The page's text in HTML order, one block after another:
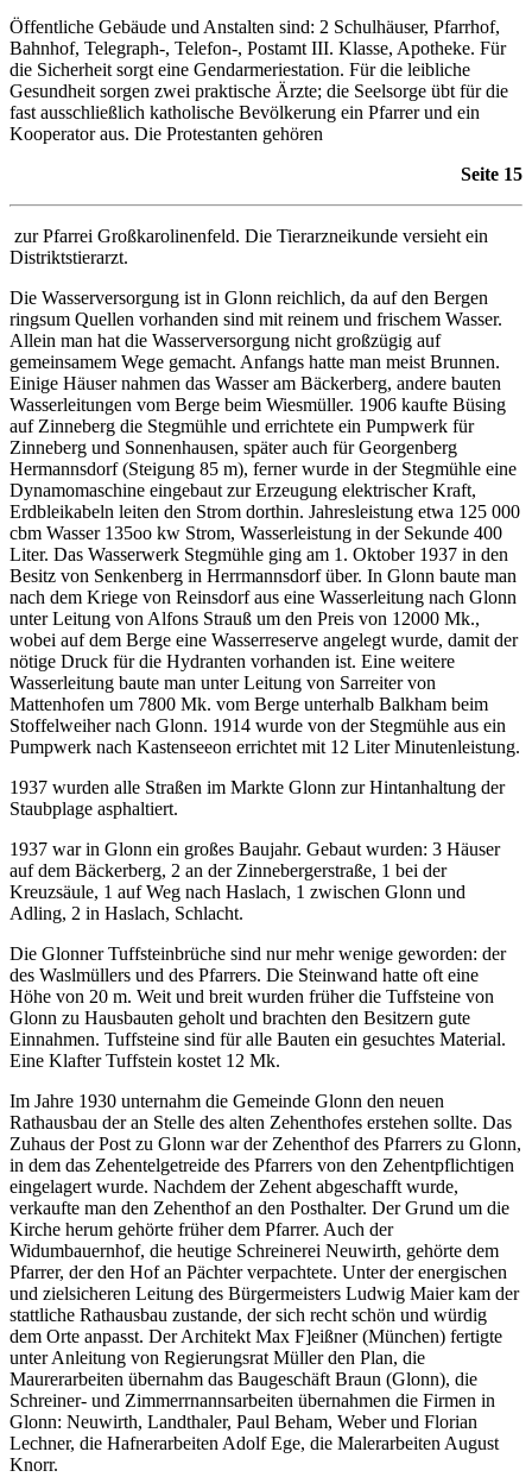
Öffentliche Gebäude und Anstalten sind: 2 Schulhäuser, Pfarrhof,
Bahnhof, Telegraph-, Telefon-, Postamt III. Klasse, Apotheke. Für
die Sicherheit sorgt eine Gendarmeriestation. Für die leibliche
Gesundheit sorgen zwei praktische Ärzte; die Seelsorge übt für die
fast ausschließlich katholische Bevölkerung ein Pfarrer und ein
Kooperator aus. Die Protestanten gehören
Seite 15
zur Pfarrei Großkarolinenfeld. Die Tierarzneikunde versieht ein
Distriktstierarzt.
Die Wasserversorgung ist in Glonn reichlich, da auf den Bergen
ringsum Quellen vorhanden sind mit reinem und frischem Wasser.
Allein man hat die Wasserversorgung nicht großzügig auf
gemeinsamem Wege gemacht. Anfangs hatte man meist Brunnen.
Einige Häuser nahmen das Wasser am Bäckerberg, andere bauten
Wasserleitungen vom Berge beim Wiesmüller. 1906 kaufte Büsing
auf Zinneberg die Stegmühle und errichtete ein Pumpwerk für
Zinneberg und Sonnenhausen, später auch für Georgenberg
Hermannsdorf (Steigung 85 m), ferner wurde in der Stegmühle eine
Dynamomaschine eingebaut zur Erzeugung elektrischer Kraft,
Erdbleikabeln leiten den Strom dorthin. Jahresleistung etwa 125 000
cbm Wasser 135oo kw Strom, Wasserleistung in der Sekunde 400
Liter. Das Wasserwerk Stegmühle ging am 1. Oktober 1937 in den
Besitz von Senkenberg in Herrmannsdorf über. In Glonn baute man
nach dem Kriege von Reinsdorf aus eine Wasserleitung nach Glonn
unter Leitung von Alfons Strauß um den Preis von 12000 Mk.,
wobei auf dem Berge eine Wasserreserve angelegt wurde, damit der
nötige Druck für die Hydranten vorhanden ist. Eine weitere
Wasserleitung baute man unter Leitung von Sarreiter von
Mattenhofen um 7800 Mk. vom Berge unterhalb Balkham beim
Stoffelweiher nach Glonn. 1914 wurde von der Stegmühle aus ein
Pumpwerk nach Kastenseeon errichtet mit 12 Liter Minutenleistung.
1937 wurden alle Straßen im Markte Glonn zur Hintanhaltung der
Staubplage asphaltiert.
1937 war in Glonn ein großes Baujahr. Gebaut wurden: 3 Häuser
auf dem Bäckerberg, 2 an der Zinnebergerstraße, 1 bei der
Kreuzsäule, 1 auf Weg nach Haslach, 1 zwischen Glonn und
Adling, 2 in Haslach, Schlacht.
Die Glonner Tuffsteinbrüche sind nur mehr wenige geworden: der
des Waslmüllers und des Pfarrers. Die Steinwand hatte oft eine
Höhe von 20 m. Weit und breit wurden früher die Tuffsteine von
Glonn zu Hausbauten geholt und brachten den Besitzern gute
Einnahmen. Tuffsteine sind für alle Bauten ein gesuchtes Material.
Eine Klafter Tuffstein kostet 12 Mk.
Im Jahre 1930 unternahm die Gemeinde Glonn den neuen
Rathausbau der an Stelle des alten Zehenthofes erstehen sollte. Das
Zuhaus der Post zu Glonn war der Zehenthof des Pfarrers zu Glonn,
in dem das Zehentelgetreide des Pfarrers von den Zehentpflichtigen
eingelagert wurde. Nachdem der Zehent abgeschafft wurde,
verkaufte man den Zehenthof an den Posthalter. Der Grund um die
Kirche herum gehörte früher dem Pfarrer. Auch der
Widumbauernhof, die heutige Schreinerei Neuwirth, gehörte dem
Pfarrer, der den Hof an Pächter verpachtete. Unter der energischen
und zielsicheren Leitung des Bürgermeisters Ludwig Maier kam der
stattliche Rathausbau zustande, der sich recht schön und würdig
dem Orte anpasst. Der Architekt Max F]eißner (München) fertigte
unter Anleitung von Regierungsrat Müller den Plan, die
Maurerarbeiten übernahm das Baugeschäft Braun (Glonn), die
Schreiner- und Zimmerrnannsarbeiten übernahmen die Firmen in
Glonn: Neuwirth, Landthaler, Paul Beham, Weber und Florian
Lechner, die Hafnerarbeiten Adolf Ege, die Malerarbeiten August
Knorr.